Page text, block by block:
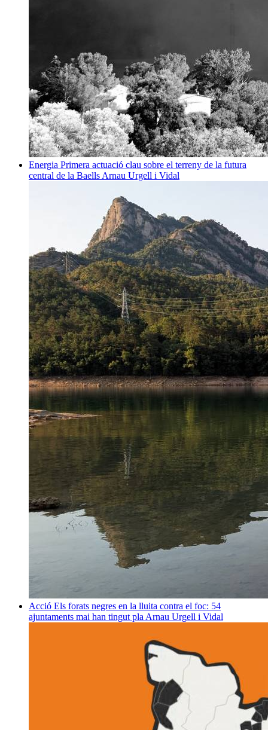
Energia Primera actuació clau sobre el terreny de la futura
central de la Baells Arnau Urgell i Vidal
Acció Els forats negres en la lluita contra el foc: 54
ajuntaments mai han tingut pla Arnau Urgell i Vidal